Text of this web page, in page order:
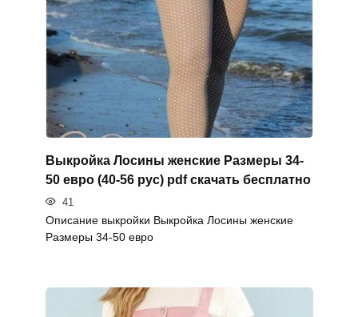
Выкройка Лосины женские Размеры 34-
50 евро (40-56 рус) pdf скачать бесплатно
41
Описание выкройки Выкройка Лосины женские
Размеры 34-50 евро